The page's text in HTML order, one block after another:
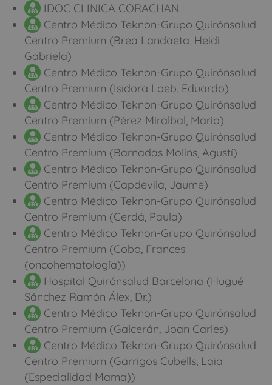
IDOC CLINICA CORACHAN
Centro Médico Teknon-Grupo Quirónsalud
Centro Premium (Brea Landaeta, Heidi
Gabriela)
Centro Médico Teknon-Grupo Quirónsalud
Centro Premium (Isidora Loeb, Eduardo)
Centro Médico Teknon-Grupo Quirónsalud
Centro Premium (Pérez Miralbal, Mario)
Centro Médico Teknon-Grupo Quirónsalud
Centro Premium (Barnadas Molins, Agustí)
Centro Médico Teknon-Grupo Quirónsalud
Centro Premium (Capdevila, Jaume)
Centro Médico Teknon-Grupo Quirónsalud
Centro Premium (Cerdá, Paula)
Centro Médico Teknon-Grupo Quirónsalud
Centro Premium (Cobo, Frances
(oncohematología))
Hospital Quirónsalud Barcelona (Hugué
Sánchez Ramón Álex, Dr.)
Centro Médico Teknon-Grupo Quirónsalud
Centro Premium (Galcerán, Joan Carles)
Centro Médico Teknon-Grupo Quirónsalud
Centro Premium (Garrigos Cubells, Laia
(Especialidad Mama))